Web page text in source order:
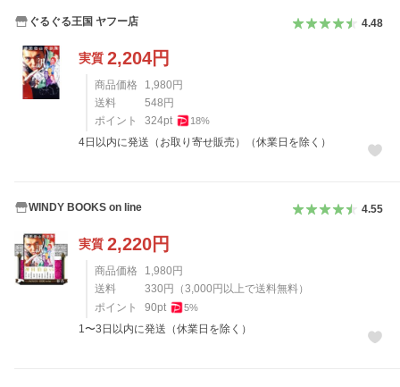
ぐるぐる王国 ヤフー店 4.48
実質 2,204円
商品価格 1,980 円
送料
548 円
ポイント
324pt 18%
4日以内に発送（お取り寄せ販売）（休業日を除く）
WINDY BOOKS on line 4.55
実質 2,220円
商品価格 1,980 円
送料
330 円 （3,000 円以上で送料無料）
ポイント
90pt 5%
1〜3日以内に発送（休業日を除く）